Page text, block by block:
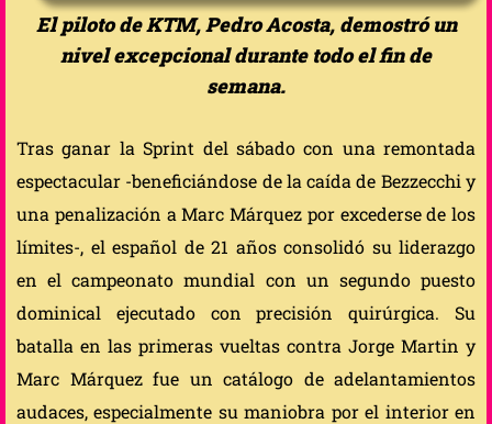
El piloto de KTM, Pedro Acosta, demostró un
nivel excepcional durante todo el fin de
semana.
Tras ganar la Sprint del sábado con una remontada
espectacular -beneficiándose de la caída de Bezzecchi y
una penalización a Marc Márquez por excederse de los
límites-, el español de 21 años consolidó su liderazgo
en el campeonato mundial con un segundo puesto
dominical ejecutado con precisión quirúrgica. Su
batalla en las primeras vueltas contra Jorge Martin y
Marc Márquez fue un catálogo de adelantamientos
audaces, especialmente su maniobra por el interior en